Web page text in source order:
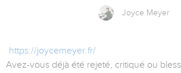
Joyce Meyer
https://joycemeyer.fr/
Avez-vous déjà été rejeté, critiqué ou